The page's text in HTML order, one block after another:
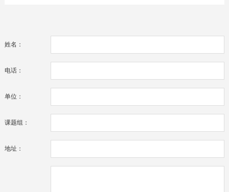
姓名：
电话：
单位：
课题组：
地址：